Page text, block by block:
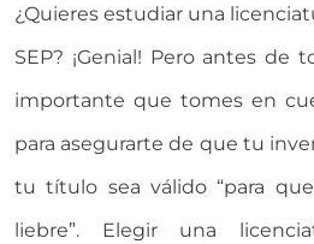
¿Quieres estudiar una
SEP? ¡Genial! Pero antes de
importante que tomes en
para asegurarte de que tu
tu título sea válido “para
liebre”. Elegir una